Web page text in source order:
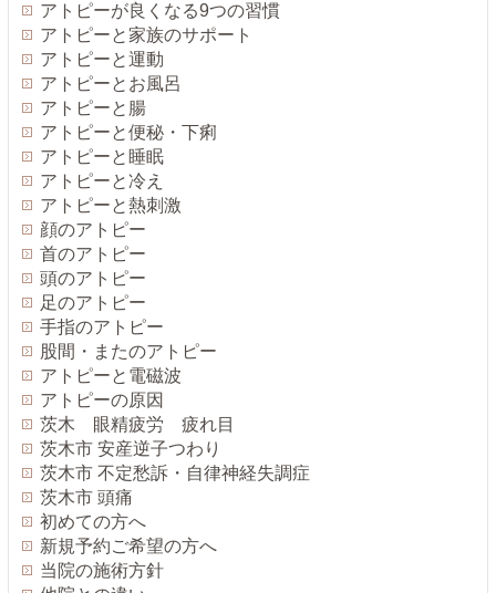
アトピーが良くなる9つの習慣
アトピーと家族のサポート
アトピーと運動
アトピーとお風呂
アトピーと腸
アトピーと便秘・下痢
アトピーと睡眠
アトピーと冷え
アトピーと熱刺激
顔のアトピー
首のアトピー
頭のアトピー
足のアトピー
手指のアトピー
股間・またのアトピー
アトピーと電磁波
アトピーの原因
茨木 眼精疲労 疲れ目
茨木市 安産逆子つわり
茨木市 不定愁訴・自律神経失調症
茨木市 頭痛
初めての方へ
新規予約ご希望の方へ
当院の施術方針